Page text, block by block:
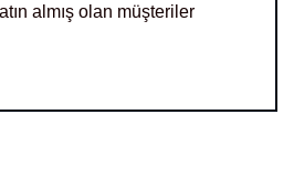
almış olan müşteriler